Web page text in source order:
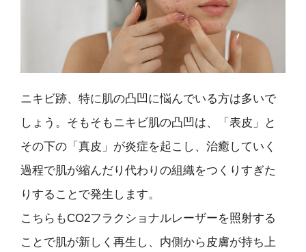
ニキビ跡、特に肌の凸凹に悩んでいる方は多いで
しょう。そもそもニキビ肌の凸凹は、「表皮」と
その下の「真皮」が炎症を起こし、治癒していく
過程で肌が縮んだり代わりの組織をつくりすぎた
りすることで発生します。
こちらもCO2フラクショナルレーザーを照射する
ことで肌が新しく再生し、内側から皮膚が持ち上